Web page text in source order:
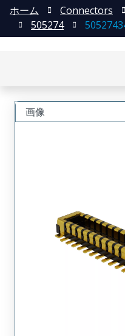
ホーム Connectors
505274
画像